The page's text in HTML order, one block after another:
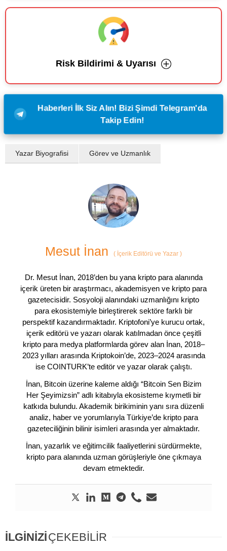
Risk Bildirimi & Uyarısı
Haberleri İlk Siz Alın! Bizi Şimdi Telegram'da
Takip Edin!
Yazar Biyografisi Görev ve Uzmanlık
Mesut İnan ( İçerik Editörü ve Yazar )
Dr. Mesut İnan, 2018’den bu yana kripto para alanında
içerik üreten bir araştırmacı, akademisyen ve kripto para
gazetecisidir. Sosyoloji alanındaki uzmanlığını kripto
para ekosistemiyle birleştirerek sektöre farklı bir
perspektif kazandırmaktadır. Kriptofoni’ye kurucu ortak,
içerik editörü ve yazarı olarak katılmadan önce çeşitli
kripto para medya platformlarda görev alan İnan, 2018–
2023 yılları arasında Kriptokoin’de, 2023–2024 arasında
ise COINTURK’te editör ve yazar olarak çalıştı.
İnan, Bitcoin üzerine kaleme aldığı “Bitcoin Sen Bizim
Her Şeyimizsin” adlı kitabıyla ekosisteme kıymetli bir
katkıda bulundu. Akademik birikiminin yanı sıra düzenli
analiz, haber ve yorumlarıyla Türkiye’de kripto para
gazeteciliğinin bilinir isimleri arasında yer almaktadır.
İnan, yazarlık ve eğitimcilik faaliyetlerini sürdürmekte,
kripto para alanında uzman görüşleriyle öne çıkmaya
devam etmektedir.
İLGİNİZİÇEKEBİLİR